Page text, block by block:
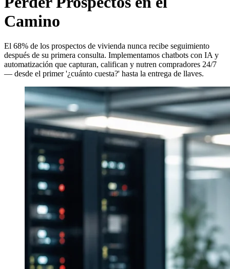
Camino
El 68% de los prospectos de vivienda nunca recibe seguimiento
después de su primera consulta. Implementamos chatbots con IA y
automatización que capturan, califican y nutren compradores 24/7
— desde el primer '¿cuánto cuesta?' hasta la entrega de llaves.